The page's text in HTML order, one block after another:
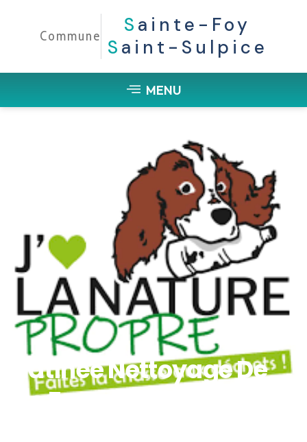
Commune S Ainte-Foy
S Aint-Sulpice
MENU
Matinée Nettoyage De
Ste Foy